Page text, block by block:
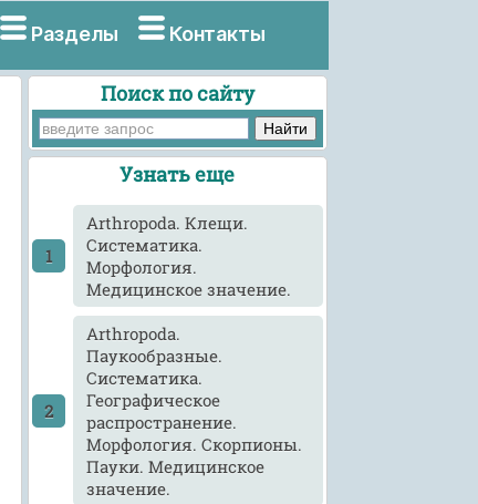
Разделы Контакты
Поиск по сайту
Узнать еще
Arthropoda. Клещи.
Систематика.
Морфология.
Медицинское значение.
Arthropoda.
Паукообразные.
Систематика.
Географическое
распространение.
Морфология. Скорпионы.
Пауки. Медицинское
значение.